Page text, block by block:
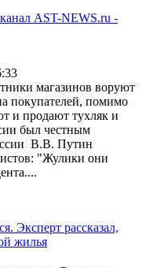
AST-NEWS.ru -
магазинов воруют
покупателей, помимо
и продают тухляк и
был честным
В.В. Путин
"Жулики они